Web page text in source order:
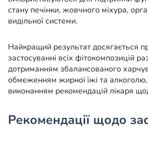
стану печінки, жовчного міхура,
видільної системи.
Найкращий результат досягається
застосуванні всіх фітокомпозицій
дотриманням збалансованого
обмеженням жирної їжі та
виконанням рекомендацій лікаря
Рекомендації щодо